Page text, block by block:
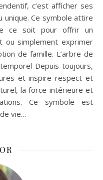
c’est afficher ses
Ce symbole attire
ce soit pour offrir un
ou simplement exprimer
de famille. L’arbre de
Depuis toujours,
et inspire respect et
la force intérieure et
Ce symbole est
vie…